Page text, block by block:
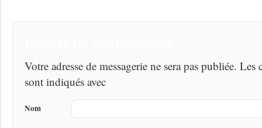
Votre adresse de messagerie ne sera pas publiée.
sont indiqués avec
Nom